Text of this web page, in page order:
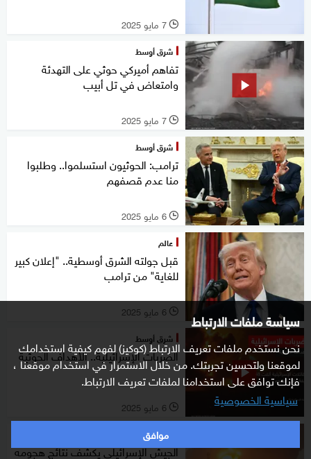
سياسة ملفات الارتباط
نحن نستخدم ملفات تعريف الارتباط (كوكيز) لفهم كيفية استخدامك
لموقعنا ولتحسين تجربتك. من خلال الاستمرار في استخدام موقعنا ،
فإنك توافق على استخدامنا لملفات تعريف الارتباط.
سياسية الخصوصية
موافق
l 7 مايو 2025
شرق أوسط
تفاهم أميركي حوثي على التهدئة
وامتعاض في تل أبيب
l 7 مايو 2025
شرق أوسط
ترامب: الحوثيون استسلموا.. وطلبوا
منا عدم قصفهم
l 6 مايو 2025
عالم
قبل جولته الشرق أوسطية.. "إعلان كبير
للغاية" من ترامب
l 6 مايو 2025
شرق أوسط
الضربات الإسرائيلية.. الأهداف الحوثية
l 6 مايو 2025
شرق أوسط
الجيش الإسرائيلي يكشف نتائج هجومه